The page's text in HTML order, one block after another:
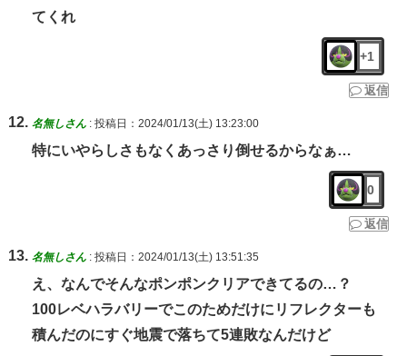
てくれ
+1
返信
名無しさん : 投稿日：2024/01/13(土) 13:23:00
特にいやらしさもなくあっさり倒せるからなぁ…
0
返信
名無しさん : 投稿日：2024/01/13(土) 13:51:35
え、なんでそんなポンポンクリアできてるの…？
100レベハラバリーでこのためだけにリフレクターも
積んだのにすぐ地震で落ちて5連敗なんだけど